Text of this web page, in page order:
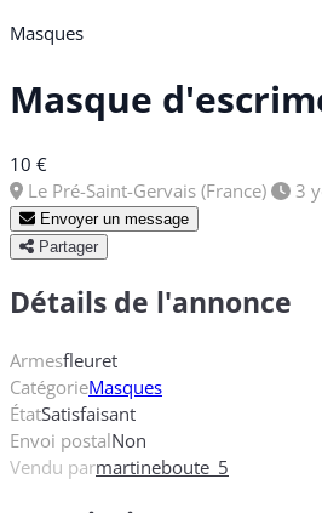
Masques
Masque
10 €
Le Pré-Saint-Gervais (France)
3
Envoyer un message
Partager
Détails de l'annonce
Armesfleuret
CatégorieMasques
ÉtatSatisfaisant
Envoi postalNon
Vendu parmartineboute_5